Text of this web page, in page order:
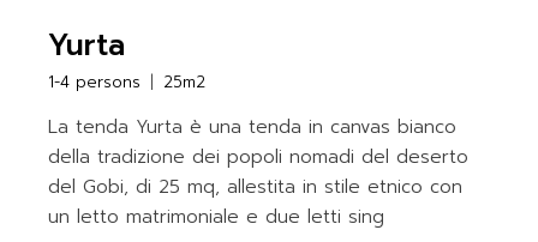
Yurta
1-4 persons 25m2
La tenda Yurta è una tenda in canvas bianco
della tradizione dei popoli nomadi del deserto
del Gobi, di 25 mq, allestita in stile etnico con
un letto matrimoniale e due letti sing